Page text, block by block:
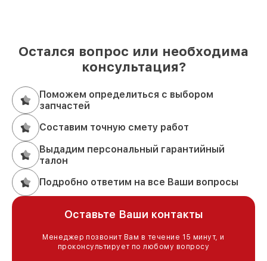
Остался вопрос или необходима
консультация?
Поможем определиться с выбором
запчастей
Составим точную смету работ
Выдадим персональный гарантийный
талон
Подробно ответим на все Ваши вопросы
Оставьте Ваши контакты
Менеджер позвонит Вам в течение 15 минут, и
проконсультирует по любому вопросу